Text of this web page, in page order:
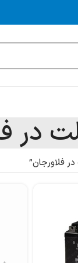
در
فلاورجان”